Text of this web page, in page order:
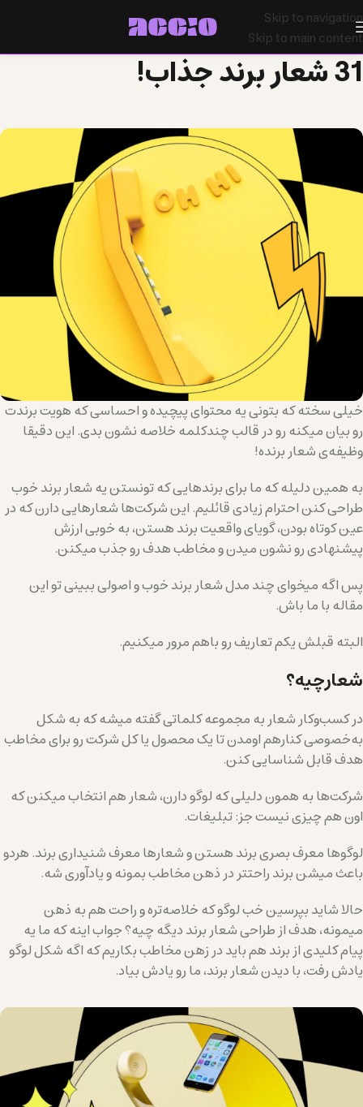
Skip to navigation
Skip to main content
31 شعار برند جذاب!
خیلی سخته که بتونی یه محتوای پیچیده و احساسی که هویت برندت
رو بیان میکنه رو در قالب چندکلمه خلاصه نشون بدی. این دقیقا
وظیفه‌ی شعار برنده!
به همین دلیله که ما برای برندهایی که تونستن یه شعار برند خوب
طراحی کنن احترام زیادی قائلیم. این شرکت‌ها شعارهایی دارن که در
عین کوتاه بودن، گویای واقعیت برند هستن، به خوبی ارزش
پیشنهادی رو نشون میدن و مخاطب هدف رو جذب میکنن.
پس اگه میخوای چند مدل شعار برند خوب و اصولی ببینی تو این
مقاله با ما باش.
البته قبلش یکم تعاریف رو باهم مرور میکنیم.
شعارچیه؟
در کسب‌و‌کار شعار به مجموعه کلماتی گفته میشه که به شکل
به‌خصوصی کنارهم اومدن تا یک محصول یا کل شرکت رو برای مخاطب
هدف قابل شناسایی کنن.
شرکت‌ها به همون دلیلی که لوگو دارن، شعار هم انتخاب میکنن که
اون هم چیزی نیست جز: تبلیغات.
لوگوها معرف بصری برند هستن و شعارها معرف شنیداری برند. هردو
باعث میشن برند راحتتر در ذهن مخاطب بمونه و یادآوری شه.
حالا شاید بپرسین خب لوگو که خلاصه‌تره و راحت هم به ذهن
میمونه، هدف از طراحی شعار برند دیگه چیه؟ جواب اینه که ما یه
پیام کلیدی از برند هم باید در زهن مخاطب بکاریم که اگه شکل لوگو
یادش رفت، با دیدن شعار برند، ما رو یادش بیاد.